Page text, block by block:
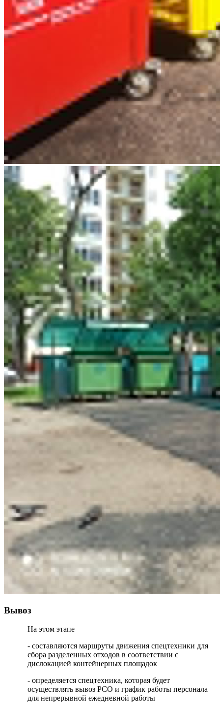
Вывоз
На этом этапе
- составляются маршруты движения спецтехники для
сбора разделенных отходов в соответствии с
дислокацией контейнерных площадок
- определяется спецтехника, которая будет
осуществлять вывоз РСО и график работы персонала
для непрерывной ежедневной работы